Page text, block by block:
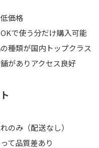
価格
で使う分だけ購入可能
種類が国内トップクラス
がありアクセス良好
のみ（配送なし）
て品質差あり